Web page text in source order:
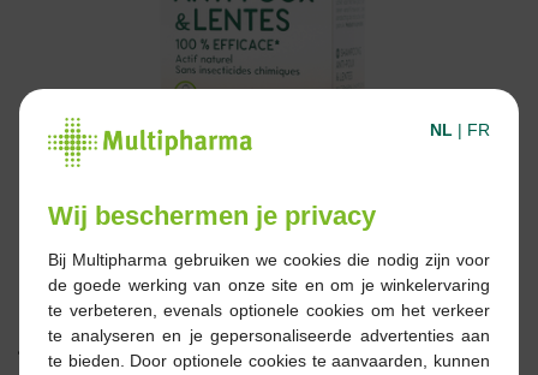
16,69 €
NL | FR
Wij beschermen je privacy
Bij Multipharma gebruiken we cookies die nodig zijn voor
de goede werking van onze site en om je winkelervaring
te verbeteren, evenals optionele cookies om het verkeer
te analyseren en je gepersonaliseerde advertenties aan
te bieden. Door optionele cookies te aanvaarden, kunnen